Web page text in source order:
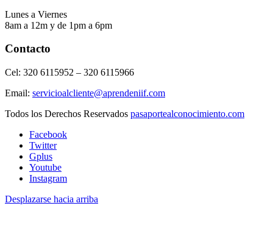
Lunes a Viernes
8am a 12m y de 1pm a 6pm
Contacto
Cel: 320 6115952 – 320 6115966
Email: servicioalcliente@aprendeniif.com
Todos los Derechos Reservados pasaportealconocimiento.com
Facebook
Twitter
Gplus
Youtube
Instagram
Desplazarse hacia arriba